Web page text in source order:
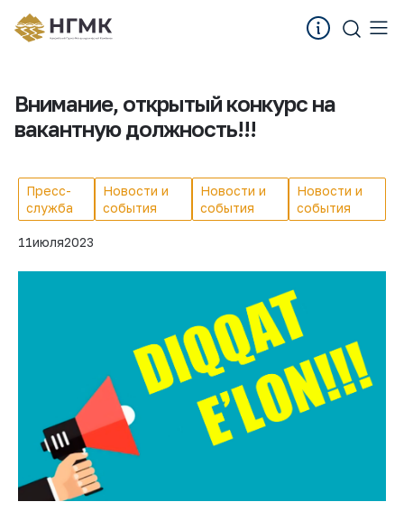
Внимание, открытый конкурс на
вакантную должность!!!
Пресс-
служба
Новости и
события
Новости и
события
Новости и
события
11июля2023